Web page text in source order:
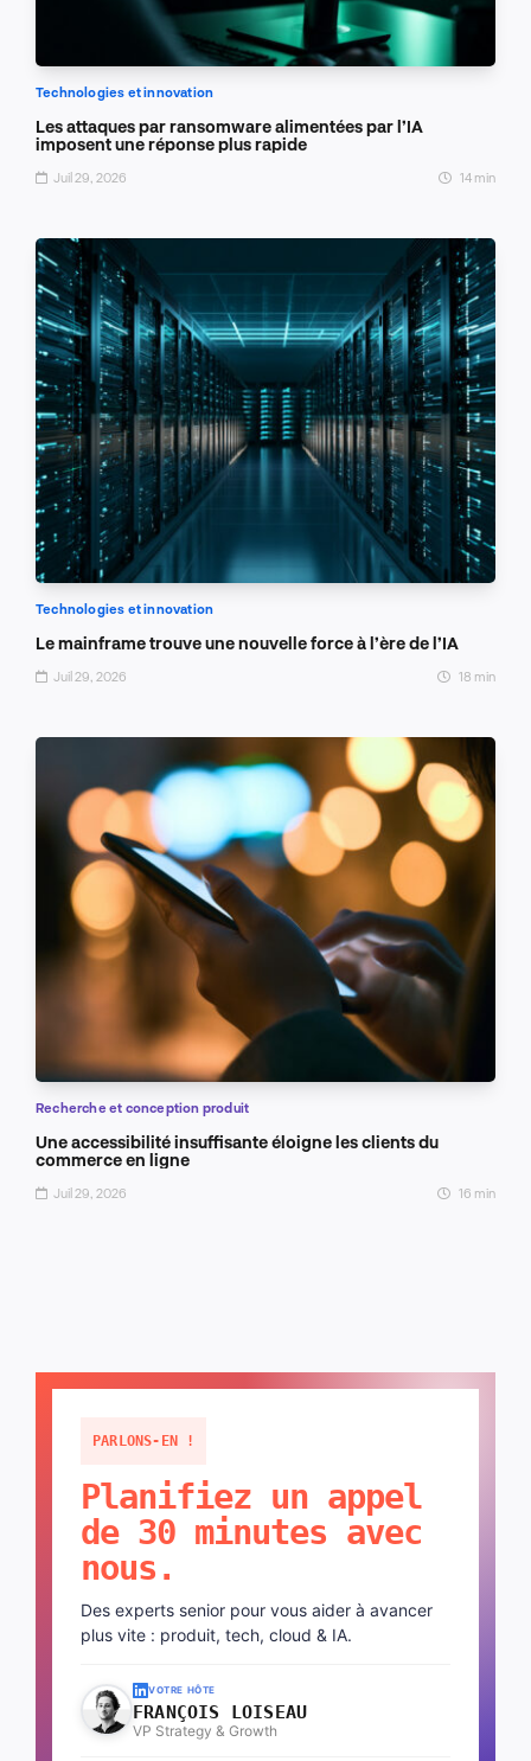
Technologies et innovation
Les attaques par ransomware alimentées par l’IA
imposent une réponse plus rapide
Juil 29, 2026 14 min
Technologies et innovation
Le mainframe trouve une nouvelle force à l’ère de l’IA
Juil 29, 2026 18 min
Recherche et conception produit
Une accessibilité insuffisante éloigne les clients du
commerce en ligne
Juil 29, 2026 16 min
PARLONS-EN !
Planifiez un appel
de 30 minutes avec
nous.
Des experts senior pour vous aider à avancer
plus vite : produit, tech, cloud & IA.
VOTRE HÔTE
FRANÇOIS LOISEAU
VP Strategy & Growth